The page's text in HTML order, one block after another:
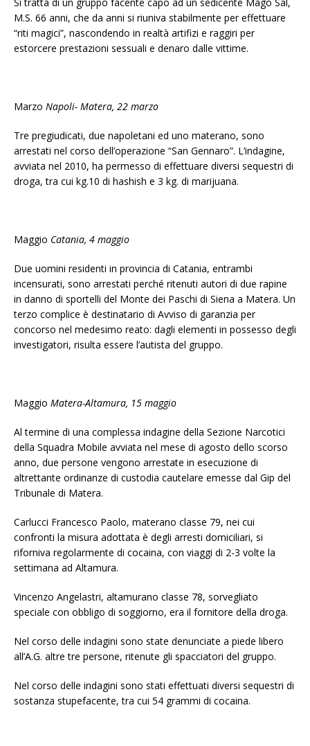
M.S. 66 anni, che da anni si riuniva stabilmente per effettuare
“riti magici”, nascondendo in realtà artifizi e raggiri per
estorcere prestazioni sessuali e denaro dalle vittime.
Marzo Napoli- Matera, 22 marzo
Tre pregiudicati, due napoletani ed uno materano, sono
arrestati nel corso dell’operazione “San Gennaro”. L’indagine,
avviata nel 2010, ha permesso di effettuare diversi sequestri di
droga, tra cui kg.10 di hashish e 3 kg. di marijuana.
Maggio Catania, 4 maggio
Due uomini residenti in provincia di Catania, entrambi
incensurati, sono arrestati perché ritenuti autori di due rapine
in danno di sportelli del Monte dei Paschi di Siena a Matera. Un
terzo complice è destinatario di Avviso di garanzia per
concorso nel medesimo reato: dagli elementi in possesso degli
investigatori, risulta essere l’autista del gruppo.
Maggio Matera-Altamura, 15 maggio
Al termine di una complessa indagine della Sezione Narcotici
della Squadra Mobile avviata nel mese di agosto dello scorso
anno, due persone vengono arrestate in esecuzione di
altrettante ordinanze di custodia cautelare emesse dal Gip del
Tribunale di Matera.
Carlucci Francesco Paolo, materano classe 79, nei cui
confronti la misura adottata è degli arresti domiciliari, si
riforniva regolarmente di cocaina, con viaggi di 2-3 volte la
settimana ad Altamura.
Vincenzo Angelastri, altamurano classe 78, sorvegliato
speciale con obbligo di soggiorno, era il fornitore della droga.
Nel corso delle indagini sono state denunciate a piede libero
all’A.G. altre tre persone, ritenute gli spacciatori del gruppo.
Nel corso delle indagini sono stati effettuati diversi sequestri di
sostanza stupefacente, tra cui 54 grammi di cocaina.